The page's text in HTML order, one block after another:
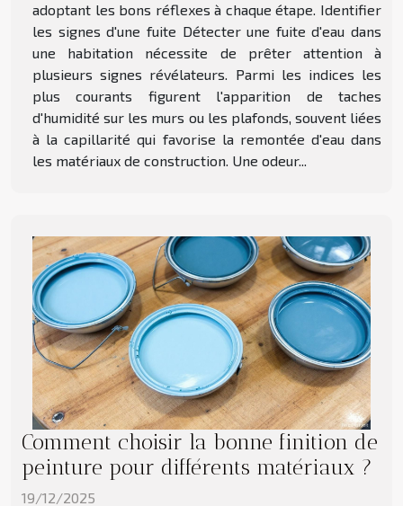
adoptant les bons réflexes à chaque étape. Identifier
les signes d'une fuite Détecter une fuite d'eau dans
une habitation nécessite de prêter attention à
plusieurs signes révélateurs. Parmi les indices les
plus courants figurent l'apparition de taches
d'humidité sur les murs ou les plafonds, souvent liées
à la capillarité qui favorise la remontée d'eau dans
les matériaux de construction. Une odeur...
Comment choisir la bonne finition de
peinture pour différents matériaux ?
19/12/2025